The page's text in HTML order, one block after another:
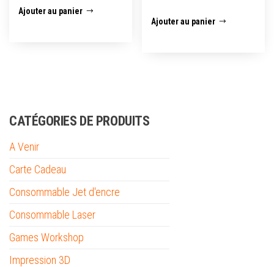
Ajouter au panier
Ajouter au panier
CATÉGORIES DE PRODUITS
A Venir
Carte Cadeau
Consommable Jet d'encre
Consommable Laser
Games Workshop
Impression 3D